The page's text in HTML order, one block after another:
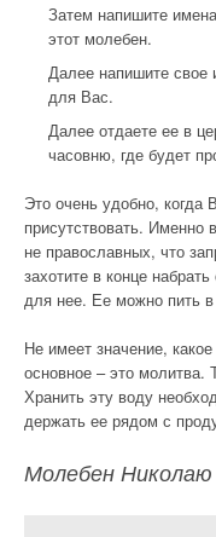
Затем напишите
этот молебен.
Далее напишите свое
для Вас.
Далее отдаете ее в
часовню, где будет
Это очень удобно, когда
присутствовать. Именно
не православных, что
захотите в конце
для нее. Ее можно пить
Не имеет значение,
основное – это
Хранить эту воду
держать ее рядом с
Молебен